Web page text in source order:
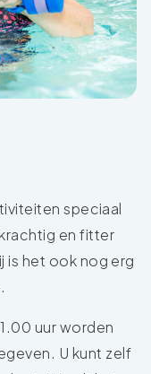
speciaal
en fitter
is het ook nog erg
uur worden
U kunt zelf